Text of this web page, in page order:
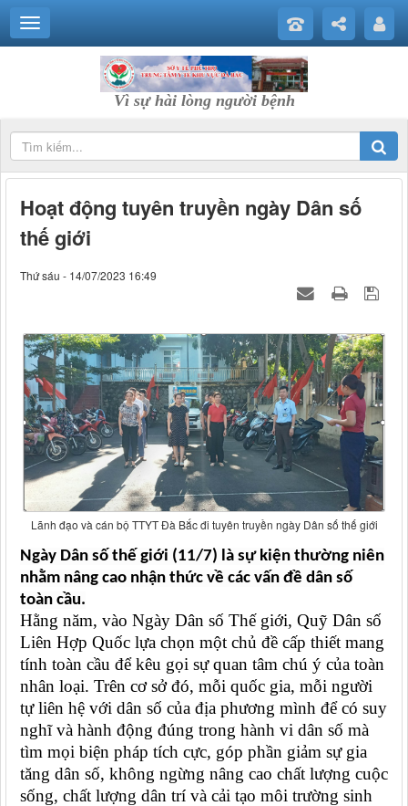
Vì sự hài lòng người bệnh
Hoạt động tuyên truyền ngày Dân số
thế giới
Thứ sáu - 14/07/2023 16:49
Lãnh đạo và cán bộ TTYT Đà Bắc đi tuyên truyền ngày Dân số thế giới
Ngày Dân số thế giới (11/7) là sự kiện thường niên
nhằm nâng cao nhận thức về các vấn đề dân số
toàn cầu.
Hằng năm, vào Ngày Dân số Thế giới, Quỹ Dân số
Liên Hợp Quốc lựa chọn một chủ đề cấp thiết mang
tính toàn cầu để kêu gọi sự quan tâm chú ý của toàn
nhân loại. Trên cơ sở đó, mỗi quốc gia, mỗi người
tự liên hệ với dân số của địa phương mình để có suy
nghĩ và hành động đúng trong hành vi dân số mà
tìm mọi biện pháp tích cực, góp phần giảm sự gia
tăng dân số, không ngừng nâng cao chất lượng cuộc
sống, chất lượng dân trí và cải tạo môi trường sinh